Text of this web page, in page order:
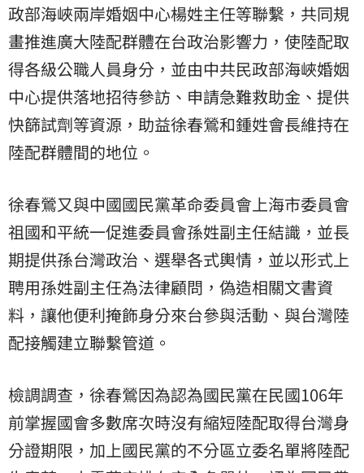
政部海峽兩岸婚姻中心楊姓主任等聯繫，共同規
畫推進廣大陸配群體在台政治影響力，使陸配取
得各級公職人員身分，並由中共民政部海峽婚姻
中心提供落地招待參訪、申請急難救助金、提供
快篩試劑等資源，助益徐春鶯和鍾姓會長維持在
陸配群體間的地位。
徐春鶯又與中國國民黨革命委員會上海市委員會
祖國和平統一促進委員會孫姓副主任結識，並長
期提供孫台灣政治、選舉各式輿情，並以形式上
聘用孫姓副主任為法律顧問，偽造相關文書資
料，讓他便利掩飾身分來台參與活動、與台灣陸
配接觸建立聯繫管道。
檢調調查，徐春鶯因為認為國民黨在民國106年
前掌握國會多數席次時沒有縮短陸配取得台灣身
分證期限，加上國民黨的不分區立委名單將陸配